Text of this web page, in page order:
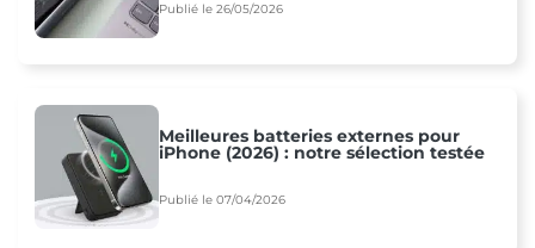
Publié le 26/05/2026
Meilleures batteries externes pour
iPhone (2026) : notre sélection testée
Publié le 07/04/2026